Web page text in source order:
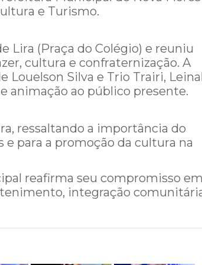
e Turismo.
Lira (Praça do Colégio) e reuniu
cultura e confraternização. A
Louelson Silva e Trio Trairi,
animação ao público presente.
ressaltando a importância do
e para a promoção da cultura na
reafirma seu compromisso em
integração